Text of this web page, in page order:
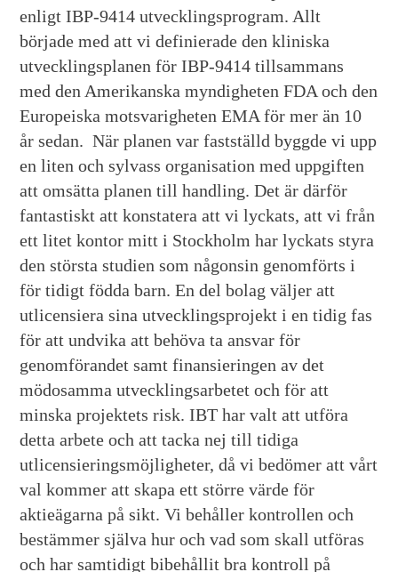
enligt IBP-9414 utvecklingsprogram. Allt
började med att vi definierade den kliniska
utvecklingsplanen för IBP-9414 tillsammans
med den Amerikanska myndigheten FDA och den
Europeiska motsvarigheten EMA för mer än 10
år sedan. När planen var fastställd byggde vi upp
en liten och sylvass organisation med uppgiften
att omsätta planen till handling. Det är därför
fantastiskt att konstatera att vi lyckats, att vi från
ett litet kontor mitt i Stockholm har lyckats styra
den största studien som någonsin genomförts i
för tidigt födda barn. En del bolag väljer att
utlicensiera sina utvecklingsprojekt i en tidig fas
för att undvika att behöva ta ansvar för
genomförandet samt finansieringen av det
mödosamma utvecklingsarbetet och för att
minska projektets risk. IBT har valt att utföra
detta arbete och att tacka nej till tidiga
utlicensieringsmöjligheter, då vi bedömer att vårt
val kommer att skapa ett större värde för
aktieägarna på sikt. Vi behåller kontrollen och
bestämmer själva hur och vad som skall utföras
och har samtidigt bibehållit bra kontroll på